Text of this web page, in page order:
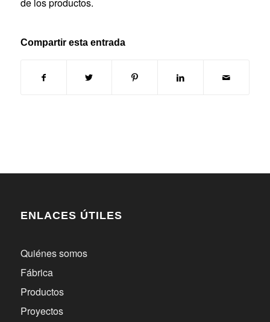
Compartir esta entrada
ENLACES ÚTILES
Quiénes somos
Fábrica
Productos
Proyectos